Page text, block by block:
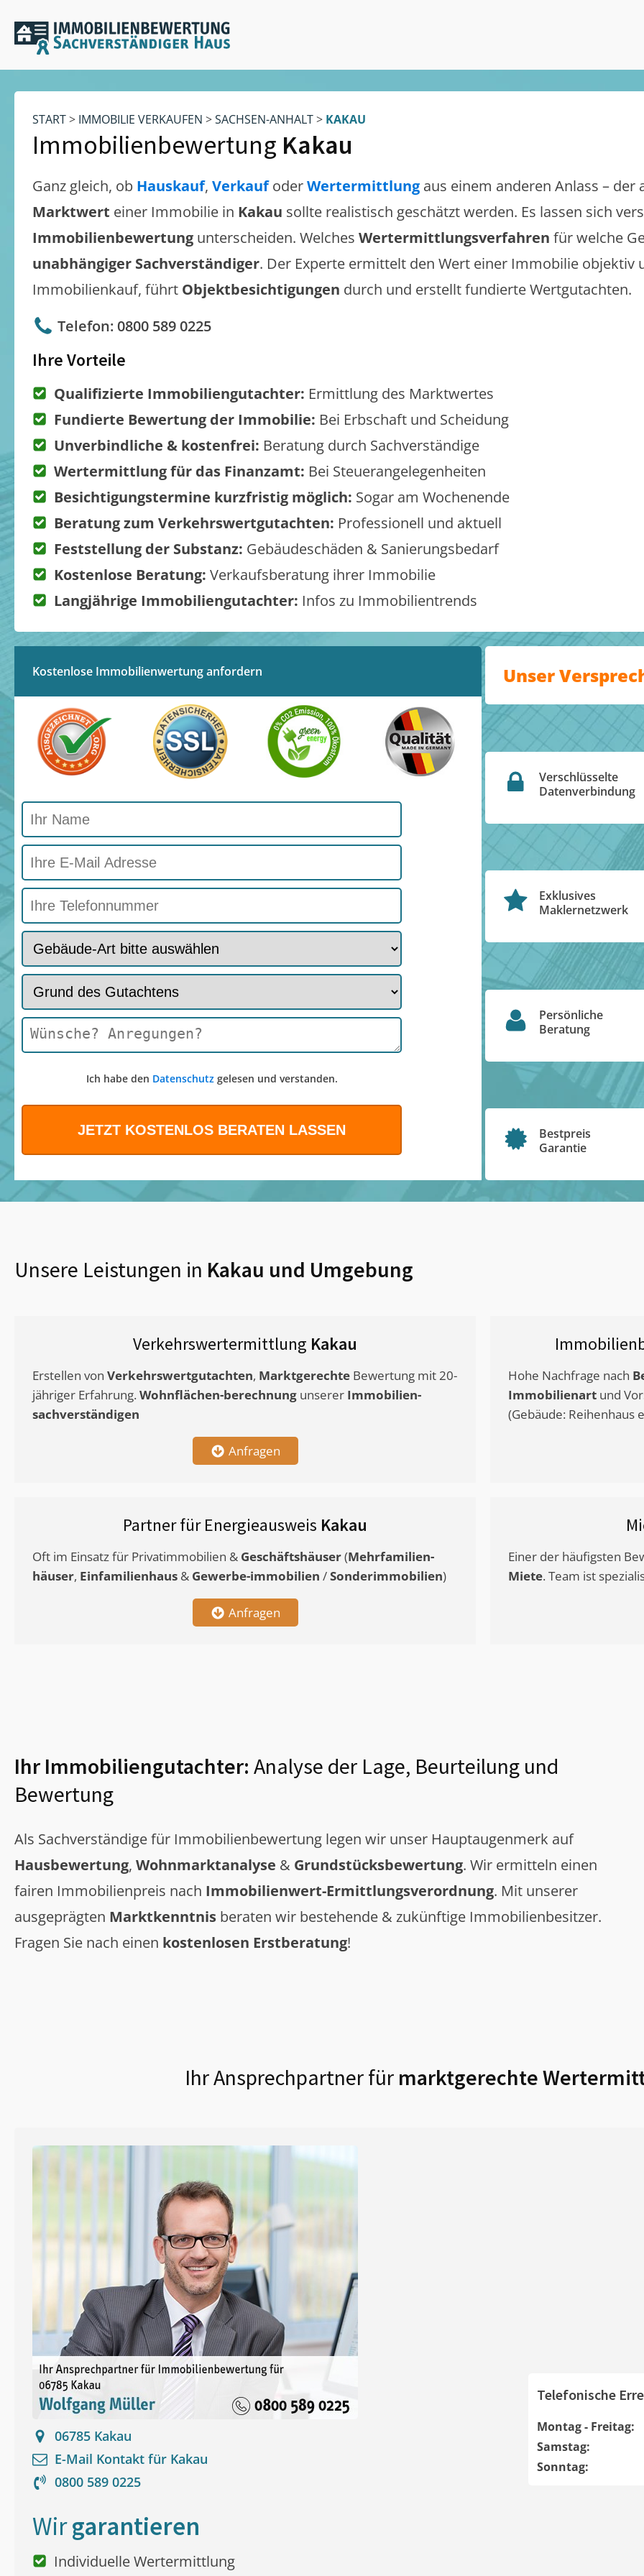
START> IMMOBILIE VERKAUFEN >SACHSEN-ANHALT> KAKAU
Immobilienbewertung Kakau
Ganz gleich, ob Hauskauf, VerkaufoderWertermittlung aus einem anderen Anlass – der
Marktwert einer Immobilie in Kakau sollte realistisch geschätzt werden. Es lassen sich
Immobilienbewertung unterscheiden. Welches Wertermittlungsverfahren für welche
unabhängiger Sachverständiger. Der Experte ermittelt den Wert einer Immobilie objektiv
Immobilienkauf, führt Objektbesichtigungen durch und erstellt fundierte Wertgutachten.
Telefon: 0800 589 0225
Ihre Vorteile
Qualifizierte Immobiliengutachter: Ermittlung des Marktwertes
Fundierte Bewertung der Immobilie: Bei Erbschaft und Scheidung
Unverbindliche & kostenfrei: Beratung durch Sachverständige
Wertermittlung für das Finanzamt: Bei Steuerangelegenheiten
Besichtigungstermine kurzfristig möglich: Sogar am Wochenende
Beratung zum Verkehrswertgutachten: Professionell und aktuell
Feststellung der Substanz: Gebäudeschäden & Sanierungsbedarf
Kostenlose Beratung: Verkaufsberatung ihrer Immobilie
Langjährige Immobiliengutachter: Infos zu Immobilientrends
Kostenlose Immobilienwertung anfordern
Ich habe den Datenschutzgelesen und verstanden.
Unser
Verschlüsselte
Datenverbindung
Exklusives
Maklernetzwerk
Persönliche
Beratung
Bestpreis
Garantie
Unsere Leistungen in Kakau und Umgebung
Verkehrswertermittlung Kakau
Erstellen von Verkehrswertgutachten, Marktgerechte Bewertung mit 20-
jähriger Erfahrung. Wohnflächen-berechnung unserer Immobilien-
sachverständigen
Anfragen
Hohe Nachfrage nach
Immobilienart und
(Gebäude: Reihenhaus
Partner für Energieausweis Kakau
Oft im Einsatz für Privatimmobilien & Geschäftshäuser(Mehrfamilien-
häuser, Einfamilienhaus & Gewerbe-immobilien /Sonderimmobilien)
Anfragen
Einer der häufigsten
Miete. Team ist
Ihr Immobiliengutachter: Analyse der Lage, Beurteilung und
Bewertung
Als Sachverständige für Immobilienbewertung legen wir unser Hauptaugenmerk auf
Hausbewertung, Wohnmarktanalyse & Grundstücksbewertung. Wir ermitteln einen
fairen Immobilienpreis nach Immobilienwert-Ermittlungsverordnung. Mit unserer
ausgeprägten Marktkenntnis beraten wir bestehende & zukünftige Immobilienbesitzer.
Fragen Sie nach einen kostenlosen Erstberatung!
Ihr Ansprechpartner für marktgerechte
06785 Kakau
E-Mail Kontakt für Kakau
0800 589 0225
Telefonische
Montag - Freitag:
Samstag:
Sonntag:
Wirgarantieren
Individuelle Wertermittlung